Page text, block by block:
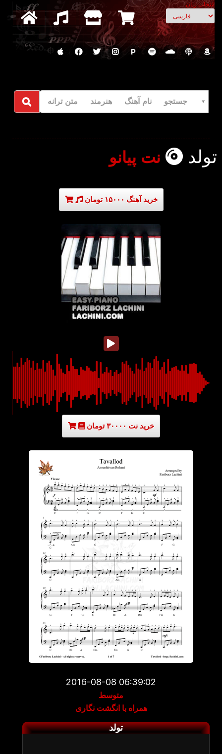
انتخاب زبان
P
جستجو نام آهنگ هنرمند متن ترانه
تولد نت پیانو
خرید آهنگ ۱۵۰۰۰ تومان
خرید نت ۳۰۰۰۰ تومان
2016-08-08 06:39:02
متوسط
همراه با انگشت نگاری
تولد